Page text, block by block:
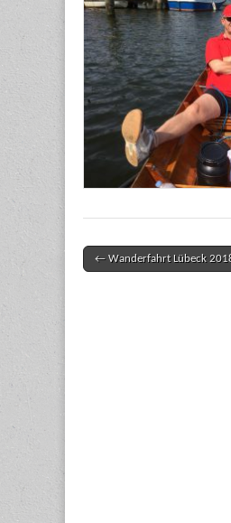
Post navigation
← Wanderfahrt Lübeck